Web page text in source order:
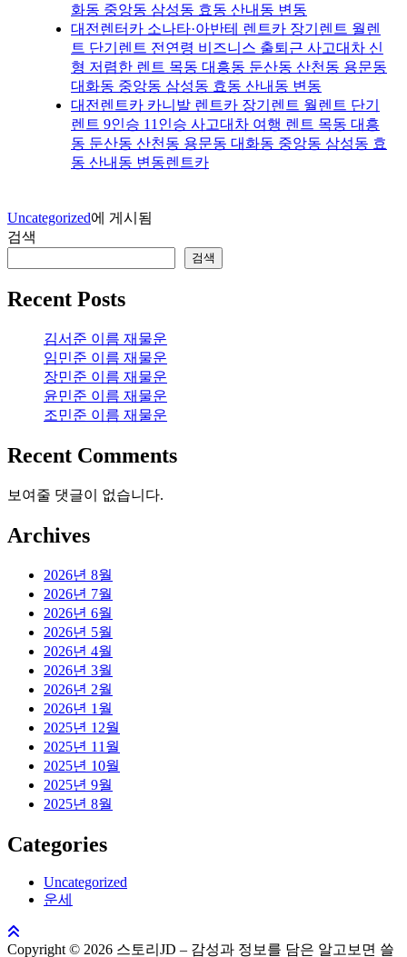
화동 중앙동 삼성동 효동 산내동 변동
대전렌터카 소나타·아반테 렌트카 장기렌트 월렌
트 단기렌트 전연령 비즈니스 출퇴근 사고대차 신
형 저렴한 렌트 목동 대흥동 둔산동 산천동 용문동
대화동 중앙동 삼성동 효동 산내동 변동
대전렌트카 카니발 렌트카 장기렌트 월렌트 단기
렌트 9인승 11인승 사고대차 여행 렌트 목동 대흥
동 둔산동 산천동 용문동 대화동 중앙동 삼성동 효
동 산내동 변동렌트카
Uncategorized에 게시됨
검색
검색
Recent Posts
김서준 이름 재물운
임민준 이름 재물운
장민준 이름 재물운
윤민준 이름 재물운
조민준 이름 재물운
Recent Comments
보여줄 댓글이 없습니다.
Archives
2026년 8월
2026년 7월
2026년 6월
2026년 5월
2026년 4월
2026년 3월
2026년 2월
2026년 1월
2025년 12월
2025년 11월
2025년 10월
2025년 9월
2025년 8월
Categories
Uncategorized
운세
Copyright © 2026 스토리JD – 감성과 정보를 담은 알고보면 쓸